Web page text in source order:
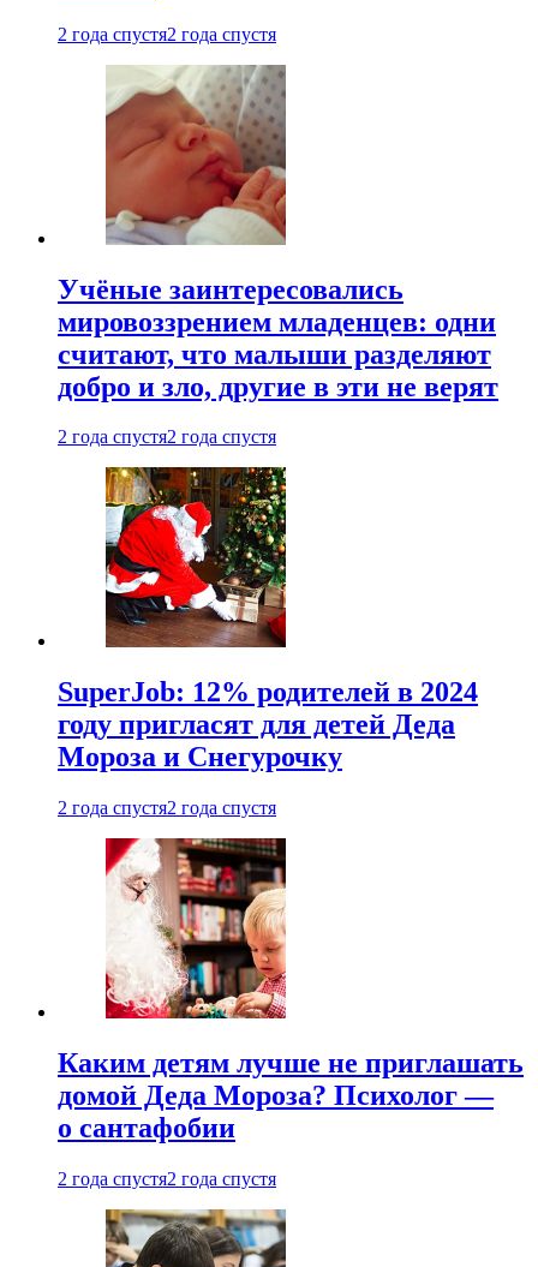
2 года спустя2 года спустя
Учёные заинтересовались
мировоззрением младенцев: одни
считают, что малыши разделяют
добро и зло, другие в эти не верят
2 года спустя2 года спустя
SuperJob: 12% родителей в 2024
году пригласят для детей Деда
Мороза и Снегурочку
2 года спустя2 года спустя
Каким детям лучше не приглашать
домой Деда Мороза? Психолог —
о сантафобии
2 года спустя2 года спустя